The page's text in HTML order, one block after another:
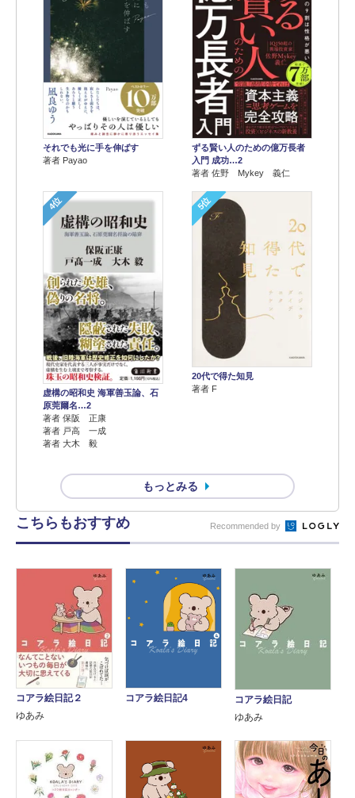
それでも光に手を伸ばす
著者 Payao
ずる賢い人のための億万長者
入門 成功…2
著者 佐野 Mykey 義仁
4位
虚構の昭和史 海軍善玉論、石
原莞爾名…2
著者 保阪 正康
著者 戸高 一成
著者 大木 毅
5位
20代で得た知見
著者 F
もっとみる
こちらもおすすめ Recommended by
コアラ絵日記２
ゆあみ
コアラ絵日記4
コアラ絵日記
ゆあみ